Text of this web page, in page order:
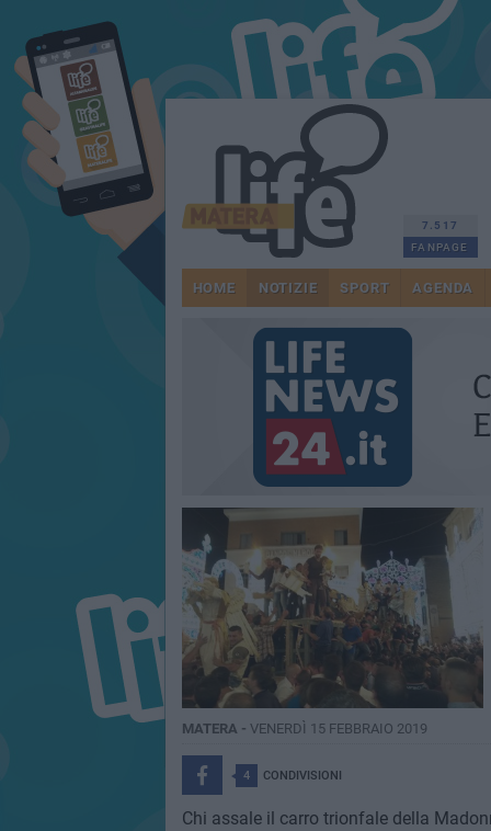
7.517
FANPAGE
HOME NOTIZIE SPORT AGENDA
MATERA - VENERDÌ 15 FEBBRAIO 2019
4 CONDIVISIONI
Chi assale il carro trionfale della